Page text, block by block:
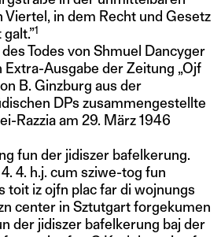
Viertel, in dem Recht und Gesetz
1
des Todes von Shmuel Dancyger
Extra-Ausgabe der Zeitung „Ojf
B. Ginzburg aus der
DPs zusammengestellte
Razzia am 29. März 1946
fun der jidiszer bafelkerung.
4. h.j. cum sziwe-tog fun
toit iz ojfn plac far di wojnungs
center in Sztutgart forgekumen
der jidiszer bafelkerung baj der